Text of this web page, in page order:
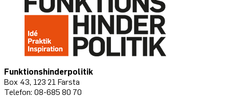
Funktionshinderpolitik
Box 43, 123 21 Farsta
Telefon: 08-685 80 70